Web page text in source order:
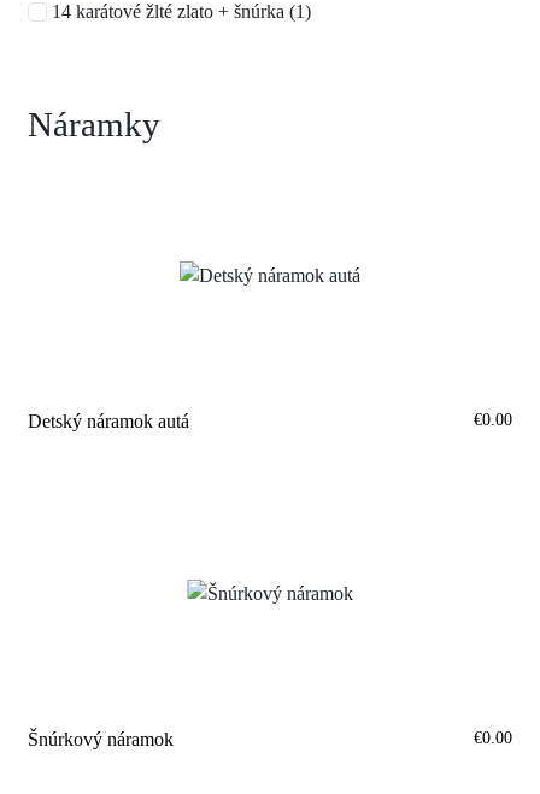
Náramky
Detský náramok autá €0.00
Šnúrkový náramok €0.00
14 karátové žlté zlato + šnúrka (1)